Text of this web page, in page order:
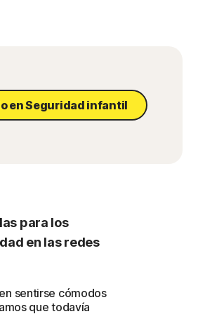
en Seguridad infantil
para los
en las redes
sentirse cómodos
que todavía